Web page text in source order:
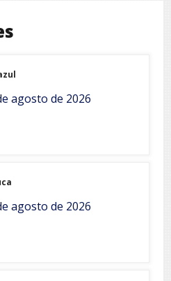
agosto de 2026
agosto de 2026